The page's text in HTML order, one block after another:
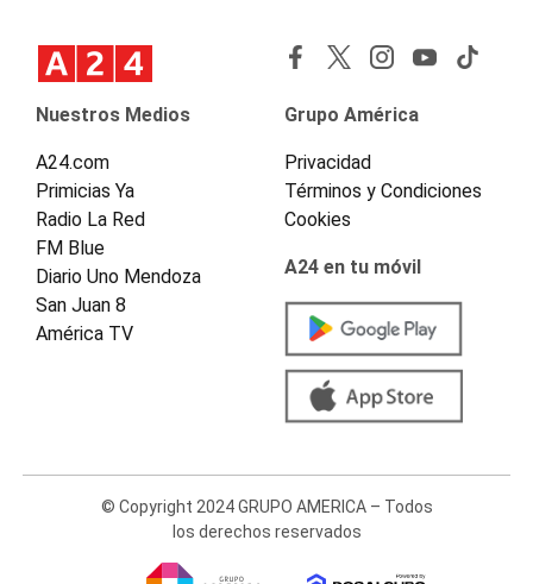
Nuestros Medios
A24.com
Primicias Ya
Radio La Red
FM Blue
Diario Uno Mendoza
San Juan 8
América TV
Grupo América
Privacidad
Términos y Condiciones
Cookies
A24 en tu móvil
© Copyright 2024 GRUPO AMERICA – Todos
los derechos reservados